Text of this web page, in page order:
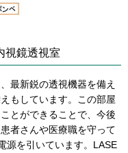
視鏡透視室
最新鋭の透視機器を備え
もしています。この部屋
とができることで、今後
者さんや医療職を守って
源を引いています。LASE